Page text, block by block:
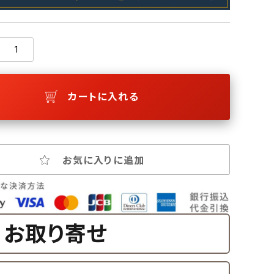
カートに入れる
お気に入りに追加
お取り寄せ